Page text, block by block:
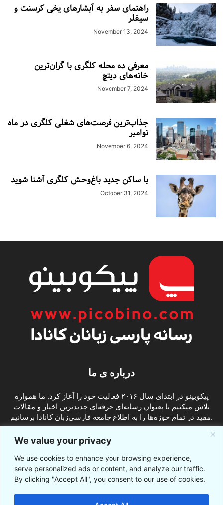
We value your privacy
We use cookies to enhance your browsing experience,
serve personalized ads or content, and analyze our traffic.
By clicking "Accept All", you consent to our use of cookies.
راهنمای سفر به آبشارهای یخی کرسنت و
سیفلر
November 13, 2024
معرفی ده محله کلگری با گران‌ترین
خانه‌های دیتچ
November 7, 2024
جذاب‌ترین فرصت‌های شغلی کلگری در ماه
نوامبر
November 6, 2024
با ساکن جدید باغ‌وحش کلگری آشنا شوید
October 31, 2024
درباره ی ما
پیکوبینو در ابتدای سال ۲۰۱۶ فعالیت خود را آغاز کرد. ما همواره
تلاش میکنیم تا بعنوان رسانه‌ای حرفه‌ای جدیدترین اخبار و مقالات
مفید در تمام حوزه‌ها را به اطلاع جامعه فارسی‌زبان کانادا برسانیم.
ما را دنبال کنید